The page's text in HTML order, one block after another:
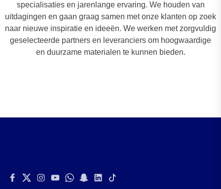
specialisaties en jarenlange ervaring. We houden van
uitdagingen en gaan graag samen met onze klanten op zoek
naar nieuwe inspiratie en ideeën. We werken met zorgvuldig
geselecteerde partners en leveranciers om hoogwaardige
en duurzame materialen te kunnen bieden.
Facebook
TwitterInstagram
YoutubeWhatsapp
Snapchat
Linkedin
Tiktok